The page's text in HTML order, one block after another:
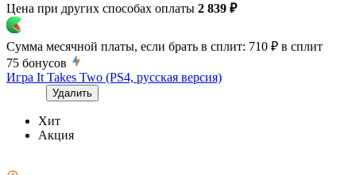
Цена при других способах оплаты 2 839 ₽
Сумма месячной платы, если брать в сплит: 710 ₽ в сплит
75 бонусов
Игра It Takes Two (PS4, русская версия)
Удалить
Хит
Акция